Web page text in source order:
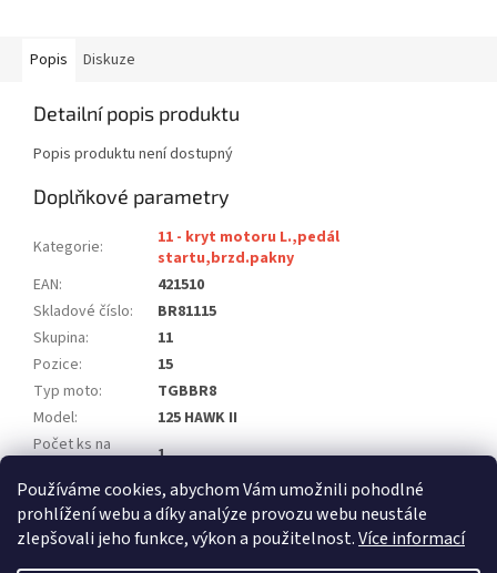
Používáme cookies, abychom Vám umožnili pohodlné
prohlížení webu a díky analýze provozu webu neustále
zlepšovali jeho funkce, výkon a použitelnost.Více informací
Popis Diskuze
Detailní popis produktu
Popis produktu není dostupný
Doplňkové parametry
Kategorie:
11 - kryt motoru L.,pedál
startu,brzd.pakny
EAN:
421510
Skladové číslo:
BR81115
Skupina:
11
Pozice:
15
Typ moto:
TGBBR8
Model:
125 HAWK II
Počet ks na
1
Položka byla vyprodána…